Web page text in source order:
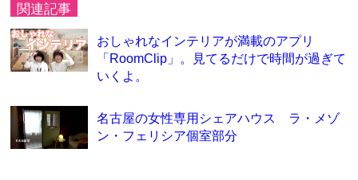
関連記事
おしゃれなインテリアが満載のアプリ
「RoomClip」。見てるだけで時間が過ぎて
いくよ。
名古屋の女性専用シェアハウス ラ・メゾ
ン・フェリシア個室部分